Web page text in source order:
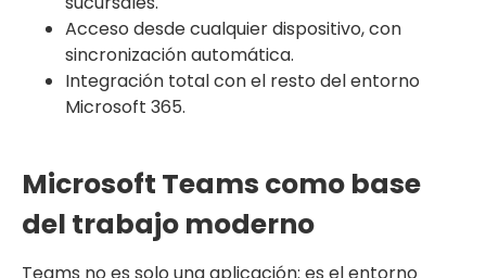
Acceso desde cualquier dispositivo, con
sincronización automática.
Integración total con el resto del entorno
Microsoft 365.
Microsoft Teams como base
del trabajo moderno
Teams no es solo una aplicación: es el entorno